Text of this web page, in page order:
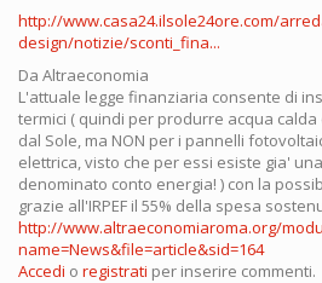
http://www.casa24.ilsole24ore.com/
design/notizie/sconti_fina...
Da Altraeconomia
L'attuale legge finanziaria consente di
termici ( quindi per produrre acqua
dal Sole, ma NON per i pannelli
elettrica, visto che per essi esiste gia'
denominato conto energia! ) con la
grazie all'IRPEF il 55% della spesa
http://www.altraeconomiaroma.org/
name=News&file=article&sid=164
Accedi o registrati per inserire commenti.